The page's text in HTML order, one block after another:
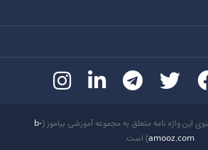
این واژه نامه متعلق به مجموعه آموزشی بیاموز (b-
amooz.com) است.